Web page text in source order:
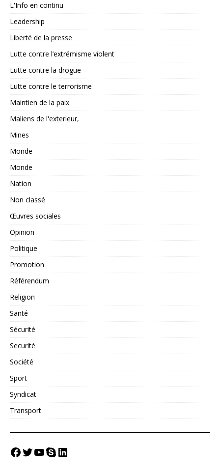
L'Info en continu
Leadership
Liberté de la presse
Lutte contre l’extrémisme violent
Lutte contre la drogue
Lutte contre le terrorisme
Maintien de la paix
Maliens de l'exterieur,
Mines
Monde
Monde
Nation
Non classé
Œuvres sociales
Opinion
Politique
Promotion
Référendum
Religion
Santé
Sécurité
Securité
Société
Sport
Syndicat
Transport